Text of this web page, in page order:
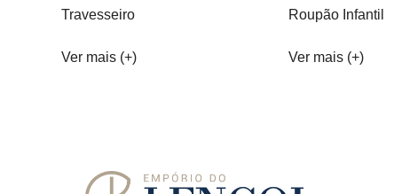
Travesseiro
Ver mais (+)
Roupão Infantil
Ver mais (+)